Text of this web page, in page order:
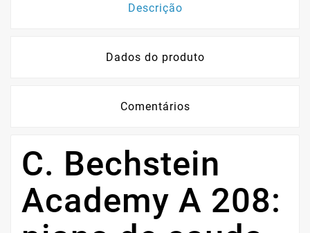
Descrição
Dados do produto
Comentários
C. Bechstein
Academy A 208: